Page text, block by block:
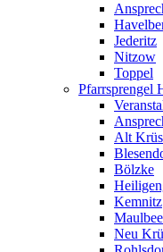
Jederitz
Nitzow
Toppel
Pfarrsprengel
Alt
Bölzke
Kemnitz
Neu